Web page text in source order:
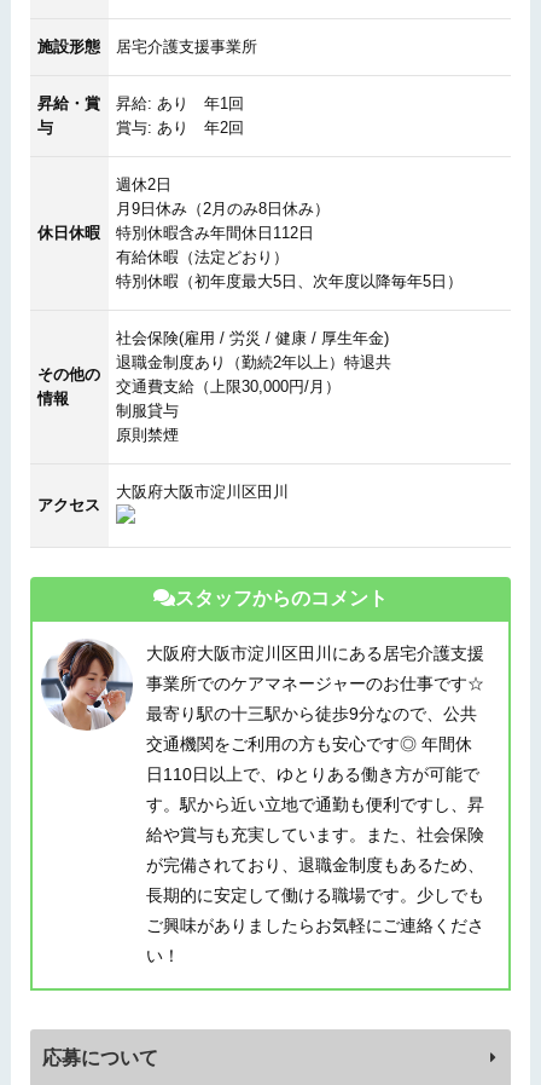
施設形態 居宅介護支援事業所
昇給・賞
与
昇給: あり 年1回
賞与: あり 年2回
休日休暇
週休2日
月9日休み（2月のみ8日休み）
特別休暇含み年間休日112日
有給休暇（法定どおり）
特別休暇（初年度最大5日、次年度以降毎年5日）
その他の
情報
社会保険(雇用 / 労災 / 健康 / 厚生年金)
退職金制度あり（勤続2年以上）特退共
交通費支給（上限30,000円/月）
制服貸与
原則禁煙
アクセス
大阪府大阪市淀川区田川
スタッフからのコメント
大阪府大阪市淀川区田川にある居宅介護支援
事業所でのケアマネージャーのお仕事です☆
最寄り駅の十三駅から徒歩9分なので、公共
交通機関をご利用の方も安心です◎ 年間休
日110日以上で、ゆとりある働き方が可能で
す。駅から近い立地で通勤も便利ですし、昇
給や賞与も充実しています。また、社会保険
が完備されており、退職金制度もあるため、
長期的に安定して働ける職場です。少しでも
ご興味がありましたらお気軽にご連絡くださ
い！
応募について